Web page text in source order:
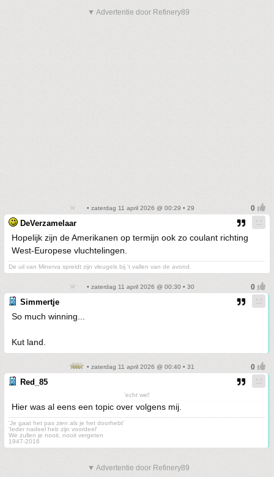
▼ Advertentie door Refinery89
• zaterdag 11 april 2026 @ 00:29 • 29
DeVerzamelaar
Hopelijk zijn de Amerikanen op termijn ook zo coulant richting
West-Europese vluchtelingen.
De uil van Minerva spreidt zijn vleugels bij 't vallen van de avond.
• zaterdag 11 april 2026 @ 00:30 • 30
Simmertje
So much winning...
Kut land.
• zaterdag 11 april 2026 @ 00:40 • 31
Red_85
'echt wel'
Hier was al eens een topic over volgens mij.
'Je gaat het pas zien als je het doorhebt'
'Ieder nadeel heb zijn voordeel'
We zullen je nooit, nooit vergeten
1947-2016
▼ Advertentie door Refinery89